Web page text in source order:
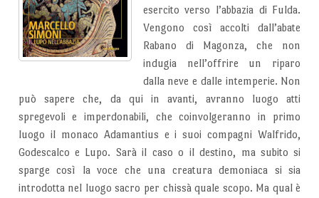
esercito verso l’abbazia di Fulda.
Vengono così accolti dall’abate
Rabano di Magonza, che non
indugia nell’offrire un riparo
dalla neve e dalle intemperie. Non
può sapere che, da qui in avanti, avranno luogo atti
spregevoli e imperdonabili, che coinvolgeranno in primo
luogo il monaco Adamantius e i suoi compagni Walfrido,
Godescalco e Lupo. Sarà il caso o il destino, ma subito si
sparge così la voce che una creatura demoniaca si sia
introdotta nel luogo sacro per chissà quale scopo. Ma qual è